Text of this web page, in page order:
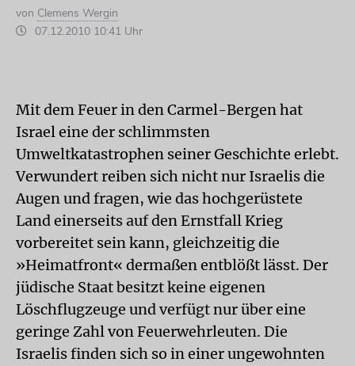
von Clemens Wergin
07.12.2010 10:41 Uhr
Mit dem Feuer in den Carmel-Bergen hat
Israel eine der schlimmsten
Umweltkatastrophen seiner Geschichte erlebt.
Verwundert reiben sich nicht nur Israelis die
Augen und fragen, wie das hochgerüstete
Land einerseits auf den Ernstfall Krieg
vorbereitet sein kann, gleichzeitig die
»Heimatfront« dermaßen entblößt lässt. Der
jüdische Staat besitzt keine eigenen
Löschflugzeuge und verfügt nur über eine
geringe Zahl von Feuerwehrleuten. Die
Israelis finden sich so in einer ungewohnten